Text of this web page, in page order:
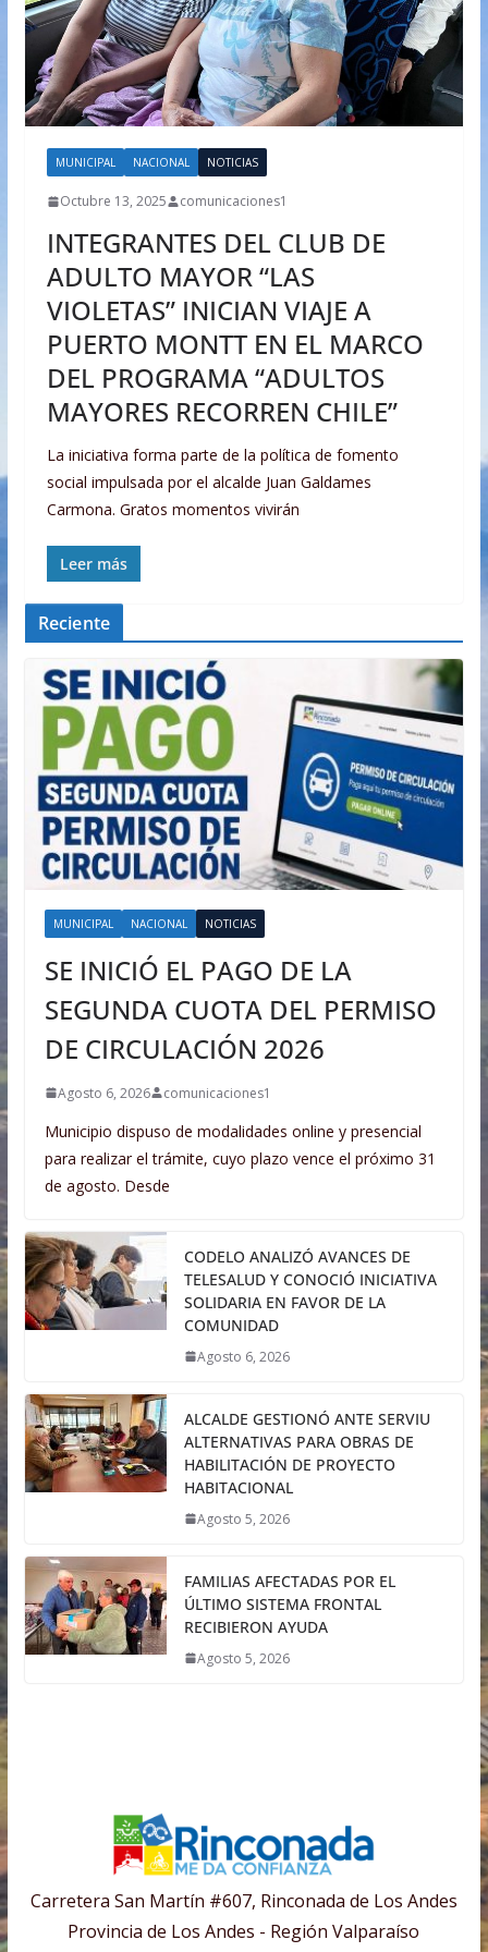
MUNICIPAL NACIONAL NOTICIAS
Octubre 13, 2025 comunicaciones1
INTEGRANTES DEL CLUB DE
ADULTO MAYOR “LAS
VIOLETAS” INICIAN VIAJE A
PUERTO MONTT EN EL MARCO
DEL PROGRAMA “ADULTOS
MAYORES RECORREN CHILE”
La iniciativa forma parte de la política de fomento
social impulsada por el alcalde Juan Galdames
Carmona. Gratos momentos vivirán
Leer más
Reciente
MUNICIPAL NACIONAL NOTICIAS
SE INICIÓ EL PAGO DE LA
SEGUNDA CUOTA DEL PERMISO
DE CIRCULACIÓN 2026
Agosto 6, 2026 comunicaciones1
Municipio dispuso de modalidades online y presencial
para realizar el trámite, cuyo plazo vence el próximo 31
de agosto. Desde
CODELO ANALIZÓ AVANCES DE
TELESALUD Y CONOCIÓ INICIATIVA
SOLIDARIA EN FAVOR DE LA
COMUNIDAD
Agosto 6, 2026
ALCALDE GESTIONÓ ANTE SERVIU
ALTERNATIVAS PARA OBRAS DE
HABILITACIÓN DE PROYECTO
HABITACIONAL
Agosto 5, 2026
FAMILIAS AFECTADAS POR EL
ÚLTIMO SISTEMA FRONTAL
RECIBIERON AYUDA
Agosto 5, 2026
Carretera San Martín #607, Rinconada de Los Andes
Provincia de Los Andes - Región Valparaíso